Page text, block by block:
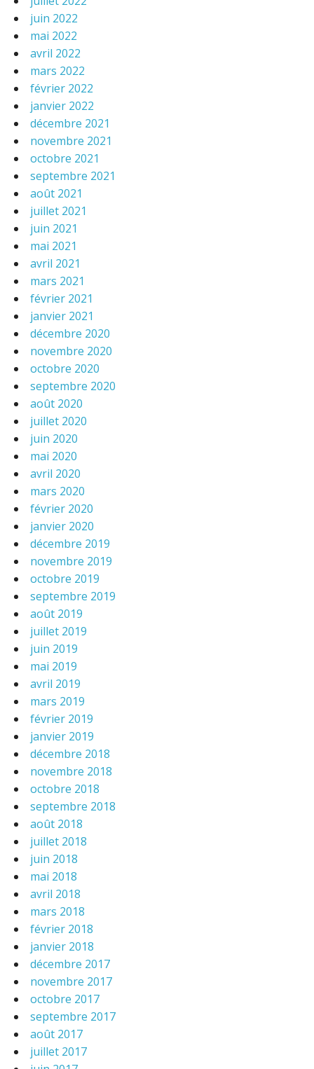
juin 2022
mai 2022
avril 2022
mars 2022
février 2022
janvier 2022
décembre 2021
novembre 2021
octobre 2021
septembre 2021
août 2021
juillet 2021
juin 2021
mai 2021
avril 2021
mars 2021
février 2021
janvier 2021
décembre 2020
novembre 2020
octobre 2020
septembre 2020
août 2020
juillet 2020
juin 2020
mai 2020
avril 2020
mars 2020
février 2020
janvier 2020
décembre 2019
novembre 2019
octobre 2019
septembre 2019
août 2019
juillet 2019
juin 2019
mai 2019
avril 2019
mars 2019
février 2019
janvier 2019
décembre 2018
novembre 2018
octobre 2018
septembre 2018
août 2018
juillet 2018
juin 2018
mai 2018
avril 2018
mars 2018
février 2018
janvier 2018
décembre 2017
novembre 2017
octobre 2017
septembre 2017
août 2017
juillet 2017